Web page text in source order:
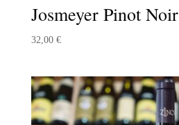
Josmeyer Pinot Noir
32,00 €